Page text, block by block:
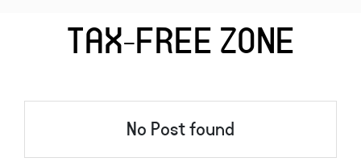
TAX-FREE ZONE
No Post found